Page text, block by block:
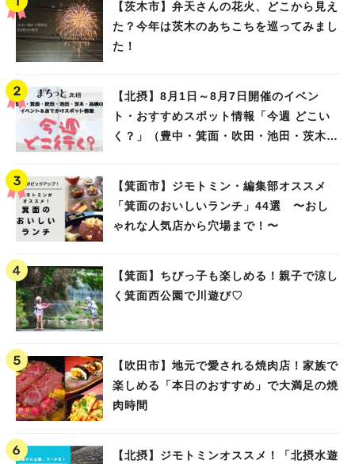
【茨木市】弁天さんの花火、どこから見え
た？今年は茨木のあちこちを巡ってみまし
た！
【北摂】8月1日～8月7日開催のイベン
ト・おすすめスポット情報「今週 どこい
く？」（豊中・箕面・吹田・池田・茨木・
【箕面市】ジモトミン・編集部オススメ
「箕面のおいしいランチ」44選 〜おし
ゃれな人気店から穴場まで！〜
【箕面】ちびっ子も楽しめる！親子で涼し
く箕面西公園で川遊び♡
【吹田市】地元で愛される焼肉店！家族で
楽しめる「本日のおすすめ」で大満足の焼
肉時間
【北摂】ジモトミンオススメ！「北摂水遊